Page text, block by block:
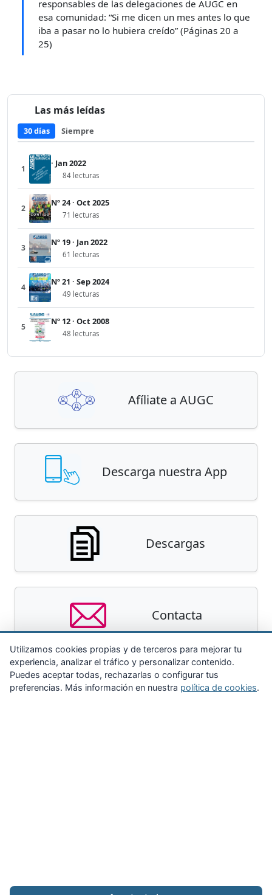
responsables de las delegaciones de AUGC en
esa comunidad: “Si me dicen un mes antes lo que
iba a pasar no lo hubiera creído” (Páginas 20 a
25)
Las más leídas
30 días Siempre
1
· Jan 2022
84 lecturas
2
Nº 24 · Oct 2025
71 lecturas
3
Nº 19 · Jan 2022
61 lecturas
4
Nº 21 · Sep 2024
49 lecturas
5
Nº 12 · Oct 2008
48 lecturas
Afíliate a AUGC
Descarga nuestra App
Descargas
Contacta
Aviso legal · Cookies · Configurar cookies · Privacidad · Contacto
Utilizamos cookies propias y de terceros para mejorar tu
experiencia, analizar el tráfico y personalizar contenido.
Puedes aceptar todas, rechazarlas o configurar tus
preferencias. Más información en nuestra política de cookies.